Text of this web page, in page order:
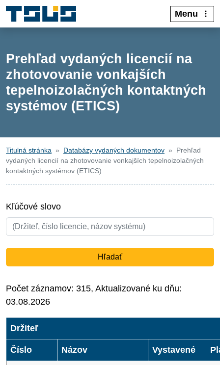
Menu
Prehľad vydaných licencií na
zhotovovanie vonkajších
tepelnoizolačných kontaktných
systémov (ETICS)
Titulná stránka Databázy vydaných dokumentov
Prehľad
vydaných licencií na zhotovovanie vonkajších tepelnoizolačných
kontaktných systémov (ETICS)
Kľúčové slovo
Hľadať
Počet záznamov: 315, Aktualizované ku dňu:
03.08.2026
Držiteľ
Číslo Názov Vystavené